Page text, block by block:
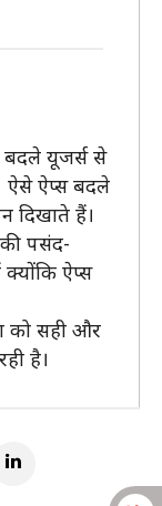
यूजर्स से
ऐसे ऐप्स बदले
दिखाते हैं।
पसंद-
ऐप्स
को सही और
है।